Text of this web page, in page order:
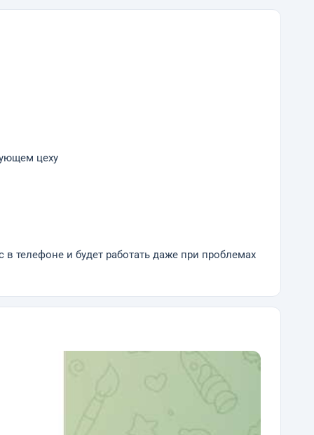
цеху
телефоне и будет работать даже при проблемах